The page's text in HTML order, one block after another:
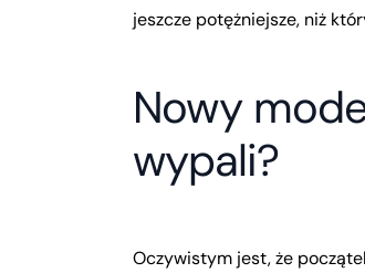
jeszcze potężniejsze, niż
Nowy
wypali?
Oczywistym jest, że